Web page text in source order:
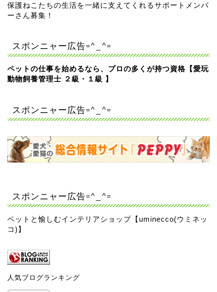
保護ねこたちの生活を一緒に支えてくれるサポートメンバ
ーさん募集！
スポンニャー広告=^_^=
ペットの仕事を始めるなら、プロの多くが持つ資格【愛玩
動物飼養管理士 ２級・１級 】
スポンニャー広告=^_^=
スポンニャー広告=^_^=
ペットと愉しむインテリアショップ【uminecco(ウミネッ
コ)】
人気ブログランキング